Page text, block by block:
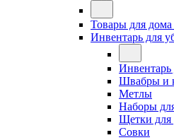
Товары для дома
Инвентарь для
Инвентарь
Швабры и
Метлы
Наборы
Щетки для
Совки